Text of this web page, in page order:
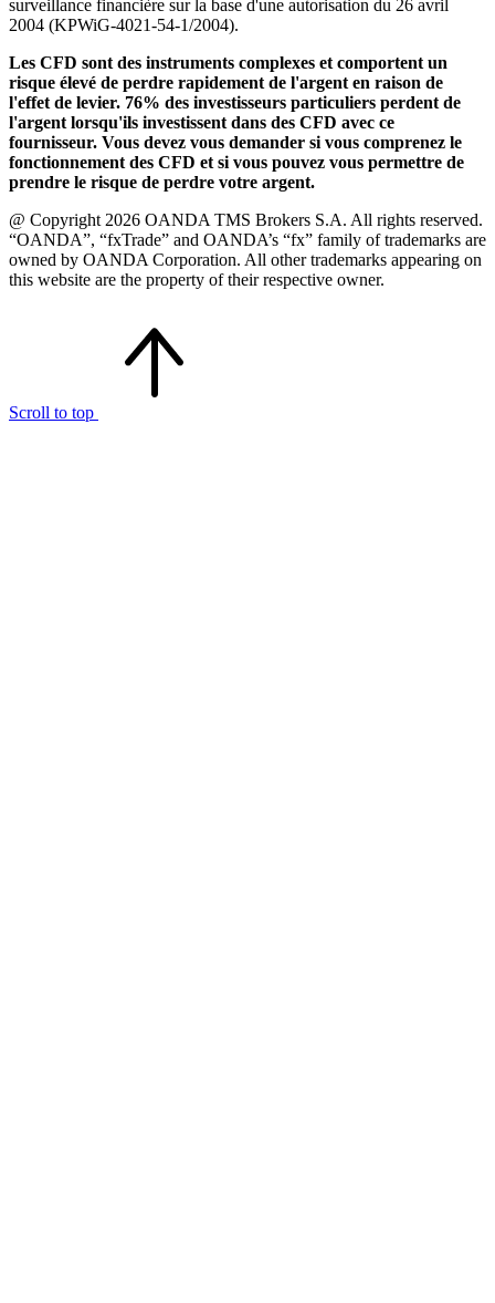
surveillance financière sur la base d'une autorisation du 26 avril
2004 (KPWiG-4021-54-1/2004).
Les CFD sont des instruments complexes et comportent un
risque élevé de perdre rapidement de l'argent en raison de
l'effet de levier. 76% des investisseurs particuliers perdent de
l'argent lorsqu'ils investissent dans des CFD avec ce
fournisseur. Vous devez vous demander si vous comprenez le
fonctionnement des CFD et si vous pouvez vous permettre de
prendre le risque de perdre votre argent.
@ Copyright 2026 OANDA TMS Brokers S.A. All rights reserved.
“OANDA”, “fxTrade” and OANDA’s “fx” family of trademarks are
owned by OANDA Corporation. All other trademarks appearing on
this website are the property of their respective owner.
Scroll to top